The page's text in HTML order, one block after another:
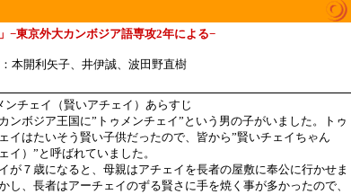
−東京外大カンボジア語専攻2年による−
本開利矢子、井伊誠、波田野直樹
ンチェイ（賢いアチェイ）あらすじ
ンボジア王国に”トゥメンチェイ”という男の子がいました。トゥ
イはたいそう賢い子供だったので、皆から”賢いチェイちゃん
イ）”と呼ばれていました。
が７歳になると、母親はアチェイを長者の屋敷に奉公に行かせま
し、長者はアーチェイのずる賢さに手を焼く事が多かったので、